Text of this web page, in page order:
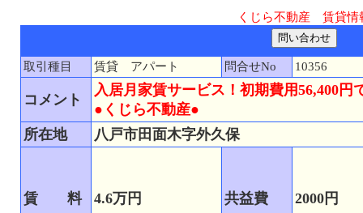
くじら不動産 賃貸情
取引種目 賃貸 アパート 問合せNo 10356
コメント
入居月家賃サービス！初期費用56,400円
●くじら不動産●
所在地
八戸市田面木字外久保
賃 料 4.6万円 共益費 2000円